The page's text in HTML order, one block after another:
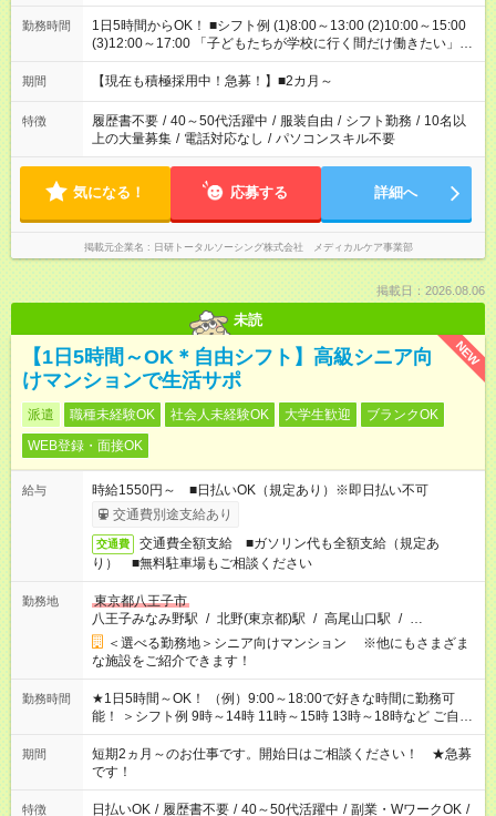
勤務時間
1日5時間からOK！ ■シフト例 (1)8:00～13:00 (2)10:00～15:00
(3)12:00～17:00 「子どもたちが学校に行く間だけ働きたい」
「余裕を持って夕飯の準備がしたい」 「午前中は働いて、午後
はプライベートの時間にしたい」 など、ご希望を教えてくださ
間と、もう1つのお仕事の勤務時間。 合計で週40時間を超える
場合は応募できません。
期間 【現在も積極採用中！急募！】■2カ月～
特徴 履歴書不要 / 40～50代活躍中 / 服装自由 / シフト勤務 / 10名以
上の大量募集 / 電話対応なし / パソコンスキル不要
気になる！ 応募する 詳細へ
掲載元企業名 日研トータルソーシング株式会社 メディカルケア事業部
掲載日：2026.08.06
未読
NEW
【1日5時間～OK＊自由シフト】高級シニア向
けマンションで生活サポ
派遣 職種未経験OK 社会人未経験OK 大学生歓迎
ブランクOK
WEB登録・面接OK
給与
時給1550円～ ■日払いOK（規定あり）※即日払い不可
交通費別途支給あり
交通費
交通費全額支給 ■ガソリン代も全額支給（規定あ
り） ■無料駐車場もご相談ください
勤務地
東京都八王子市
八王子みなみ野駅 / 北野(東京都)駅 / 高尾山口駅 / …
＜選べる勤務地＞シニア向けマンション ※他にもさまざま
な施設をご紹介できます！
勤務時間
★1日5時間～OK！ （例）9:00～18:00で好きな時間に勤務可
能！ ＞シフト例 9時～14時 11時～15時 13時～18時など ご自身
のご都合に合わせて勤務時間をご相談ください！ ★家庭の都合
でお休みや時間の調整が必要な場合も遠慮なくご相談くださ
い。
期間
短期2ヵ月～のお仕事です。開始日はご相談ください！ ★急募
です！
特徴 日払いOK / 履歴書不要 / 40～50代活躍中 / 副業・WワークOK /